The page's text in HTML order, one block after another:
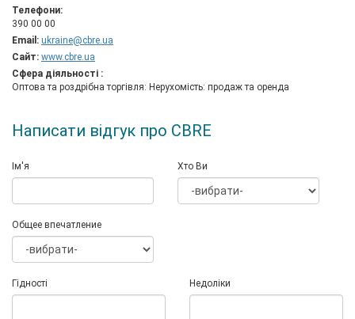
Телефони:
390 00 00
Email: ukraine@cbre.ua
Сайт: www.cbre.ua
Сфера діяльності :
Оптова та роздрібна торгівля: Нерухомість: продаж та оренда
Написати відгук про CBRE
Ім'я Хто Ви
Общее впечатление
Гідності Недоліки